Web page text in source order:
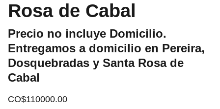
Rosa de Cabal
Precio no incluye Domicilio.
Entregamos a domicilio en Pereira,
Dosquebradas y Santa Rosa de
Cabal
CO$110000.00